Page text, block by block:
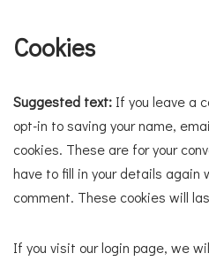
Cookies
Suggested text: If you leave a
opt-in to saving your name,
cookies. These are for your
have to fill in your details again
comment. These cookies will
If you visit our login page, we